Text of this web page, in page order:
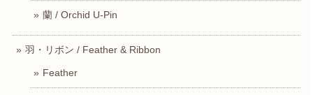
蘭 / Orchid U-Pin
羽・リボン / Feather & Ribbon
Feather